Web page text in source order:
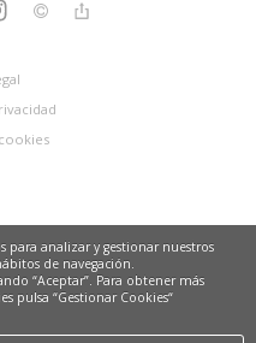
para analizar y gestionar nuestros
de navegación.
“Aceptar”. Para obtener más
pulsa “Gestionar Cookies“